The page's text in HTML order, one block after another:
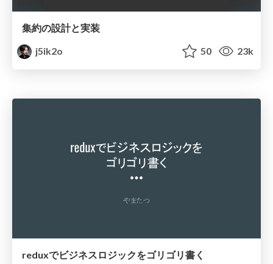
集約の設計と実装
j5ik2o
50 23k
reduxでビジネスロジックをゴリゴリ書く